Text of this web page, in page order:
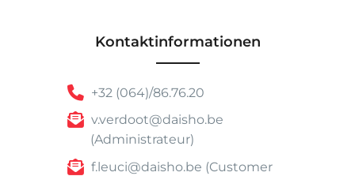
Kontaktinformationen
+32 (064)/86.76.20
v.verdoot@daisho.be
(Administrateur)
f.leuci@daisho.be (Customer